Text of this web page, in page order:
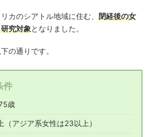
カのシアトル地域に住む、 閉経後の女
究対象となりました。
の通りです。
件
歳
（アジア系女性は23以上）